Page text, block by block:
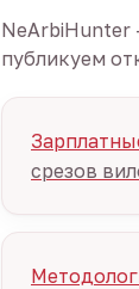
NeArbiHunter
публикуем
срезов